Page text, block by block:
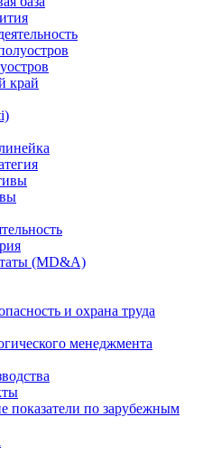
край
(MD&A)
и охрана труда
менеджмента
показатели по зарубежным